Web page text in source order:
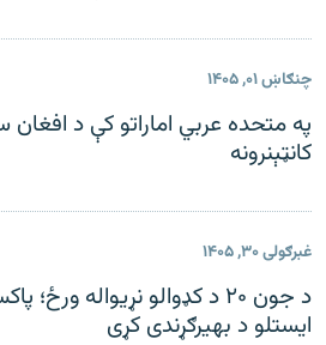
چنګاښ ۰۱, ۱۴۰۵
په متحده عربي اماراتو کې د افغان
کانټېنرونه
غبرګولی ۳۰, ۱۴۰۵
د جون ۲۰ د کډوالو نړیواله
ایستلو د بهیرګړندی کړی